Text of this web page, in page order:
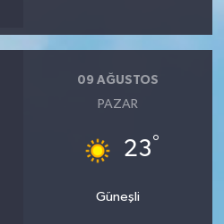
09 AĞUSTOS
PAZAR
23°
Güneşli